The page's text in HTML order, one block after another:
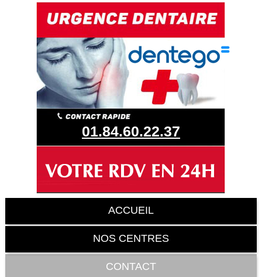
01.84.60.22.37
ACCUEIL
NOS CENTRES
CONTACT